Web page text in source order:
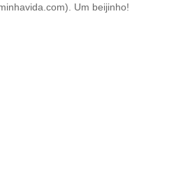
Um beijinho!